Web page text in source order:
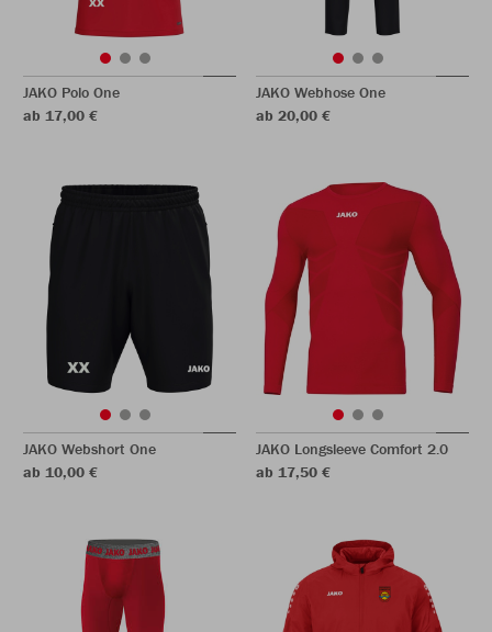
JAKO Polo One
ab 17,00 €
JAKO Webhose One
ab 20,00 €
JAKO Webshort One
ab 10,00 €
JAKO Longsleeve Comfort 2.0
ab 17,50 €